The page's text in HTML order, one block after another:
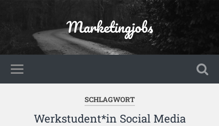
Marketingjobs
SCHLAGWORT
Werkstudent*in Social Media